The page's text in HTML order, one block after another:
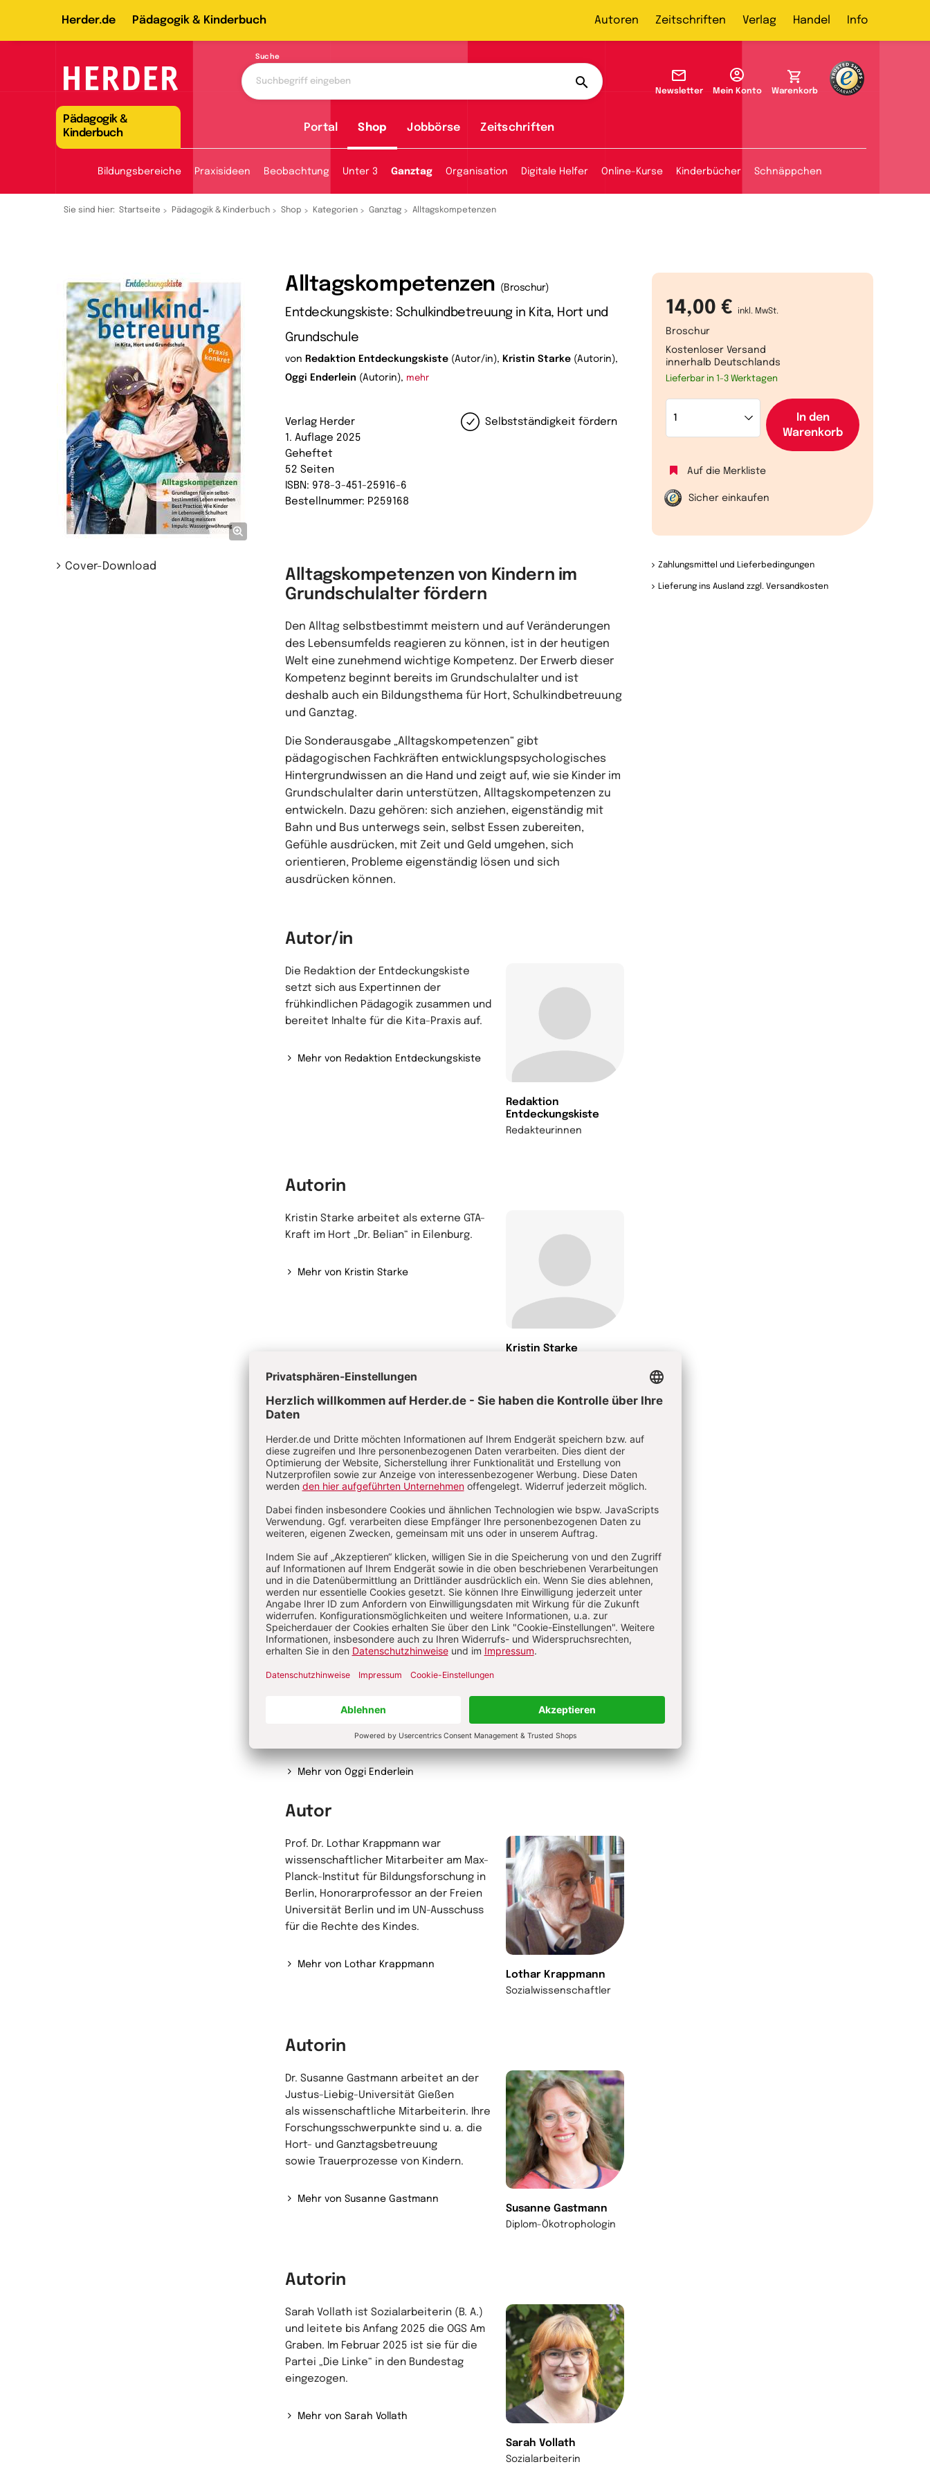
Herder.de Pädagogik & Kinderbuch Autoren Zeitschriften Verlag Handel Info
Suche
Pädagogik &
Kinderbuch
Newsletter Mein Konto Warenkorb
Portal Shop Jobbörse Zeitschriften
Bildungsbereiche Praxisideen Beobachtung Unter 3 Ganztag Organisation Digitale Helfer Online-Kurse Kinderbücher Schnäppchen
Sie sind hier: Startseite Pädagogik & Kinderbuch Shop Kategorien Ganztag Alltagskompetenzen
Cover-Download
14,00 € inkl. MwSt.
Broschur
Kostenloser Versand
innerhalb Deutschlands
Lieferbar in 1-3 Werktagen
In den
Warenkorb
Auf die Merkliste
Sicher einkaufen
Zahlungsmittel und Lieferbedingungen
Lieferung ins Ausland zzgl. Versandkosten
Alltagskompetenzen (Broschur)
Entdeckungskiste: Schulkindbetreuung in Kita, Hort und
Grundschule
von Redaktion Entdeckungskiste (Autor/in), Kristin Starke (Autorin),
Oggi Enderlein (Autorin), mehr
Selbstständigkeit fördern
Verlag Herder
1. Auflage 2025
Geheftet
52 Seiten
ISBN: 978-3-451-25916-6
Bestellnummer: P259168
Alltagskompetenzen von Kindern im
Grundschulalter fördern
Den Alltag selbstbestimmt meistern und auf Veränderungen
des Lebensumfelds reagieren zu können, ist in der heutigen
Welt eine zunehmend wichtige Kompetenz. Der Erwerb dieser
Kompetenz beginnt bereits im Grundschulalter und ist
deshalb auch ein Bildungsthema für Hort, Schulkindbetreuung
und Ganztag.
Die Sonderausgabe „Alltagskompetenzen“ gibt
pädagogischen Fachkräften entwicklungspsychologisches
Hintergrundwissen an die Hand und zeigt auf, wie sie Kinder im
Grundschulalter darin unterstützen, Alltagskompetenzen zu
entwickeln. Dazu gehören: sich anziehen, eigenständig mit
Bahn und Bus unterwegs sein, selbst Essen zubereiten,
Gefühle ausdrücken, mit Zeit und Geld umgehen, sich
orientieren, Probleme eigenständig lösen und sich
ausdrücken können.
Autor/in
Redaktion
Entdeckungskiste
Redakteurinnen
Die Redaktion der Entdeckungskiste
setzt sich aus Expertinnen der
frühkindlichen Pädagogik zusammen und
bereitet Inhalte für die Kita-Praxis auf.
Mehr von Redaktion Entdeckungskiste
Autorin
Kristin Starke
Kristin Starke arbeitet als externe GTA-
Kraft im Hort „Dr. Belian“ in Eilenburg.
Mehr von Kristin Starke
Autorin
Oggi Enderlein
Diplompsychologin
Dipl. Psych. Oggi Enderlein
ist Entwicklungspsychologin und
beschäftigt sich als Dozentin, Coach und
Belangen von „Großen Kindern“ (ca. 6- bis
13-Jährige). Sie ist Mitbegründerin der
„Initiative für Große Kinder“ e.V. Als
wissenschaftliche Beraterin im
Programm „Ideen für mehr! Ganztägig
lernen“ der Deutschen Kinder- und
Jugendstiftung und des BMBF hat sie
besonders auf die Bedeutung von
Ganztagsschule/ Ganztagsbetreuung für
freundliche Kommunen e.V.“, und war in
Bundesjugendkuratorium.
Mehr von Oggi Enderlein
Autor
Lothar Krappmann
Sozialwissenschaftler
Prof. Dr. Lothar Krappmann war
wissenschaftlicher Mitarbeiter am Max-
Planck-Institut für Bildungsforschung in
Berlin, Honorarprofessor an der Freien
Universität Berlin und im UN-Ausschuss
für die Rechte des Kindes.
Mehr von Lothar Krappmann
Autorin
Susanne Gastmann
Diplom-Ökotrophologin
Dr. Susanne Gastmann arbeitet an der
Justus-Liebig-Universität Gießen
als wissenschaftliche Mitarbeiterin. Ihre
Forschungsschwerpunkte sind u. a. die
Hort- und Ganztagsbetreuung
sowie Trauerprozesse von Kindern.
Mehr von Susanne Gastmann
Autorin
Sarah Vollath
Sozialarbeiterin
Sarah Vollath ist Sozialarbeiterin (B. A.)
und leitete bis Anfang 2025 die OGS Am
Graben. Im Februar 2025 ist sie für die
Partei „Die Linke“ in den Bundestag
eingezogen.
Mehr von Sarah Vollath